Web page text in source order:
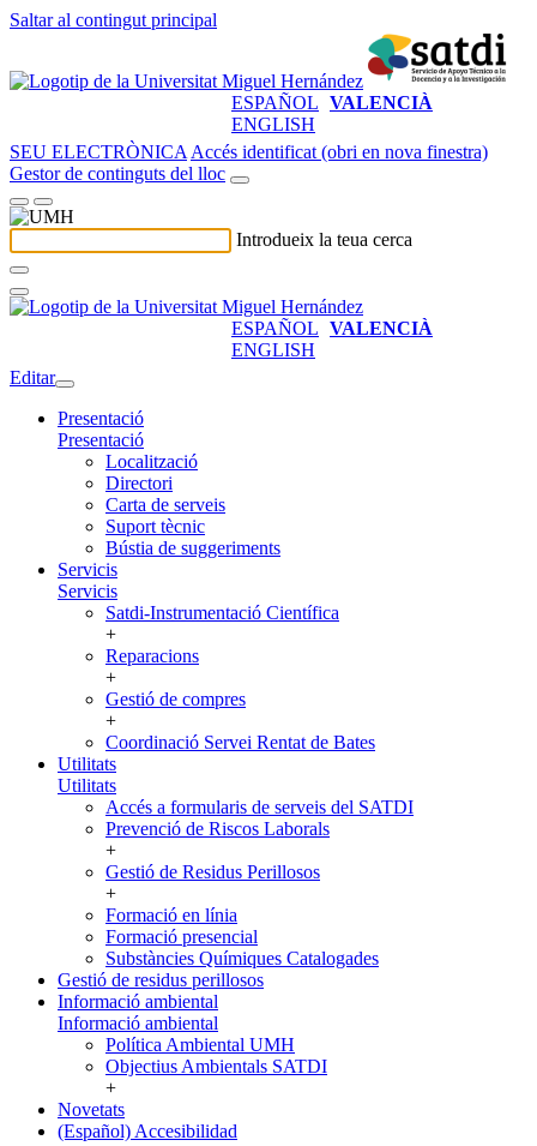
Saltar al contingut principal
ESPAÑOL VALENCIÀ
ENGLISH
SEU ELECTRÒNICA Accés identificat (obri en nova finestra)
Gestor de continguts del lloc
Introdueix la teua cerca
ESPAÑOL VALENCIÀ
ENGLISH
Editar
Presentació
Presentació
Localització
Directori
Carta de serveis
Suport tècnic
Bústia de suggeriments
Servicis
Servicis
Satdi-Instrumentació Científica
+
Reparacions
+
Gestió de compres
+
Coordinació Servei Rentat de Bates
Utilitats
Utilitats
Accés a formularis de serveis del SATDI
Prevenció de Riscos Laborals
+
Gestió de Residus Perillosos
+
Formació en línia
Formació presencial
Substàncies Químiques Catalogades
Gestió de residus perillosos
Informació ambiental
Informació ambiental
Política Ambiental UMH
Objectius Ambientals SATDI
+
Novetats
(Español) Accesibilidad